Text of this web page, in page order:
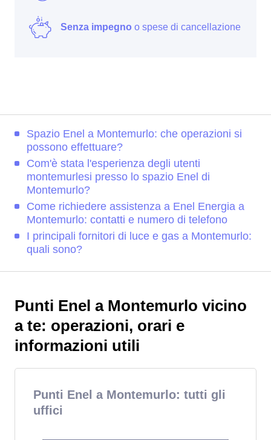
Senza impegno o spese di cancellazione
Spazio Enel a Montemurlo: che operazioni si
possono effettuare?
Com'è stata l'esperienza degli utenti
montemurlesi presso lo spazio Enel di
Montemurlo?
Come richiedere assistenza a Enel Energia a
Montemurlo: contatti e numero di telefono
I principali fornitori di luce e gas a Montemurlo:
quali sono?
Punti Enel a Montemurlo vicino
a te: operazioni, orari e
informazioni utili
Punti Enel a Montemurlo: tutti gli
uffici